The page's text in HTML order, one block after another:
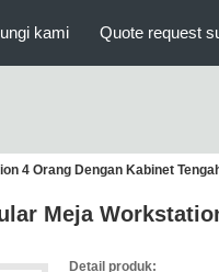
kami Quote request
4 Orang Dengan Kabinet
Meja
Detail produk: